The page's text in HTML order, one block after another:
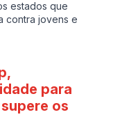
estados que
contra jovens e
para
os